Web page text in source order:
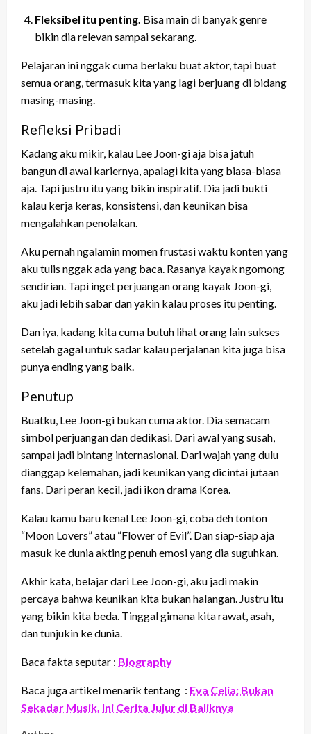
Fleksibel itu penting. Bisa main di banyak genre
bikin dia relevan sampai sekarang.
Pelajaran ini nggak cuma berlaku buat aktor, tapi buat
semua orang, termasuk kita yang lagi berjuang di bidang
masing-masing.
Refleksi Pribadi
Kadang aku mikir, kalau Lee Joon-gi aja bisa jatuh
bangun di awal kariernya, apalagi kita yang biasa-biasa
aja. Tapi justru itu yang bikin inspiratif. Dia jadi bukti
kalau kerja keras, konsistensi, dan keunikan bisa
mengalahkan penolakan.
Aku pernah ngalamin momen frustasi waktu konten yang
aku tulis nggak ada yang baca. Rasanya kayak ngomong
sendirian. Tapi inget perjuangan orang kayak Joon-gi,
aku jadi lebih sabar dan yakin kalau proses itu penting.
Dan iya, kadang kita cuma butuh lihat orang lain sukses
setelah gagal untuk sadar kalau perjalanan kita juga bisa
punya ending yang baik.
Penutup
Buatku, Lee Joon-gi bukan cuma aktor. Dia semacam
simbol perjuangan dan dedikasi. Dari awal yang susah,
sampai jadi bintang internasional. Dari wajah yang dulu
dianggap kelemahan, jadi keunikan yang dicintai jutaan
fans. Dari peran kecil, jadi ikon drama Korea.
Kalau kamu baru kenal Lee Joon-gi, coba deh tonton
“Moon Lovers” atau “Flower of Evil”. Dan siap-siap aja
masuk ke dunia akting penuh emosi yang dia suguhkan.
Akhir kata, belajar dari Lee Joon-gi, aku jadi makin
percaya bahwa keunikan kita bukan halangan. Justru itu
yang bikin kita beda. Tinggal gimana kita rawat, asah,
dan tunjukin ke dunia.
Baca fakta seputar : Biography
Baca juga artikel menarik tentang : Eva Celia: Bukan
Sekadar Musik, Ini Cerita Jujur di Baliknya